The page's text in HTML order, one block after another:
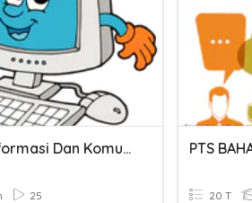
Teknologi Informasi Dan Komunikasi
25
PTS
20 T